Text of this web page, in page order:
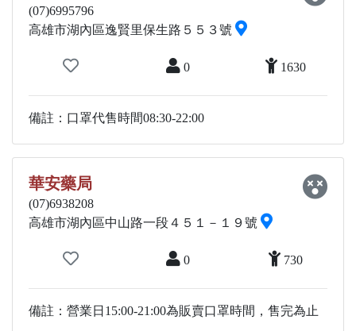
(07)6995796
高雄市湖內區逸賢里保生路５５３號
0 1630
備註：口罩代售時間08:30-22:00
華安藥局
(07)6938208
高雄市湖內區中山路一段４５１－１９號
0 730
備註：營業日15:00-21:00為販賣口罩時間，售完為止